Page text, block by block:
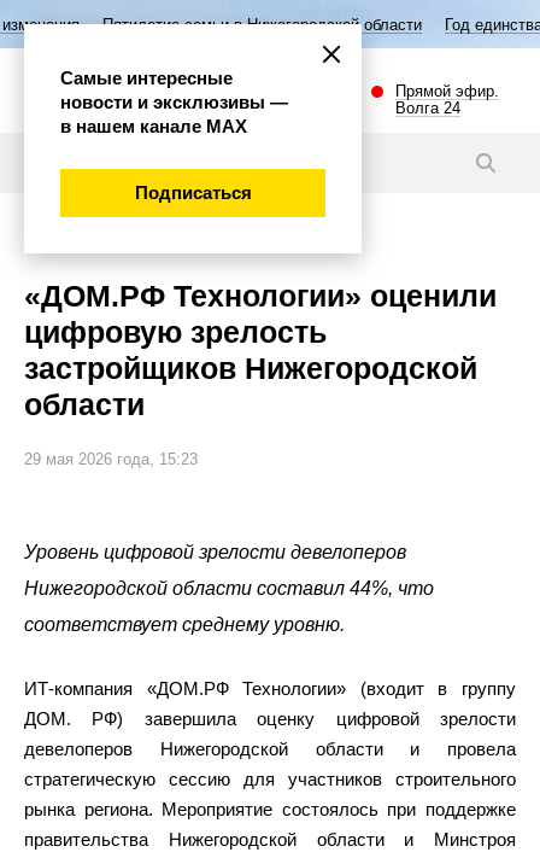
семьи в Нижегородской области Год единства народов
Прямой эфир.
Волга 24
«ДОМ.РФ Технологии» оценили
цифровую зрелость
застройщиков Нижегородской
области
29 мая 2026 года, 15:23
Уровень цифровой зрелости девелоперов
Нижегородской области составил 44%, что
соответствует среднему уровню.
ИТ-компания «ДОМ.РФ Технологии» (входит в группу
ДОМ. РФ) завершила оценку цифровой зрелости
девелоперов Нижегородской области и провела
стратегическую сессию для участников строительного
рынка региона. Мероприятие состоялось при поддержке
правительства Нижегородской области и Минстроя
Самые интересные
новости и эксклюзивы —
в нашем канале МАХ
Подписаться